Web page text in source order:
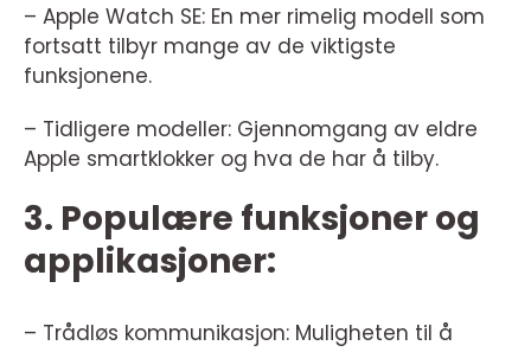
– Apple Watch SE: En mer rimelig modell som
fortsatt tilbyr mange av de viktigste
funksjonene.
– Tidligere modeller: Gjennomgang av eldre
Apple smartklokker og hva de har å tilby.
3. Populære funksjoner og
applikasjoner:
– Trådløs kommunikasjon: Muligheten til å